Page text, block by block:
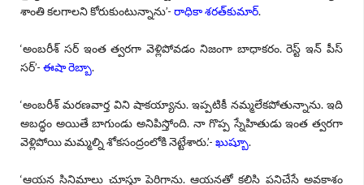
శాంతి కలగాలని కోరుకుంటున్నాను’- రాధికా శరత్‌కుమార్‌.
‘అంబరీశ్‌ సర్‌ ఇంత త్వరగా వెళ్లిపోవడం నిజంగా బాధాకరం. రెస్ట్‌ ఇన్‌ పీస్‌
సర్‌’- ఈషా రెబ్బా.
‘అంబరీశ్‌ మరణవార్త విని షాకయ్యాను. ఇప్పటికీ నమ్మలేకపోతున్నాను. ఇది
అబద్ధం అయితే బాగుండు అనిపిస్తోంది. నా గొప్ప స్నేహితుడు ఇంత త్వరగా
వెళ్లిపోయి మమ్మల్ని శోకసంద్రంలోకి నెట్టేశారు.’- ఖుష్బూ.
‘ఆయన సినిమాలు చూస్తూ పెరిగాను. ఆయనతో కలిసి పనిచేసే అవకాశం